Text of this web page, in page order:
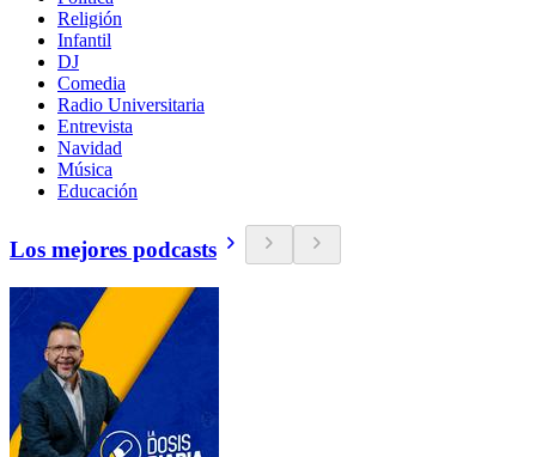
Religión
Infantil
DJ
Comedia
Radio Universitaria
Entrevista
Navidad
Música
Educación
Los mejores podcasts